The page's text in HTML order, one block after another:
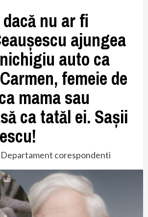
nu ar fi
ajungea
auto ca
femeie de
mama sau
ca tatăl ei. Sașii
Departament corespondenti